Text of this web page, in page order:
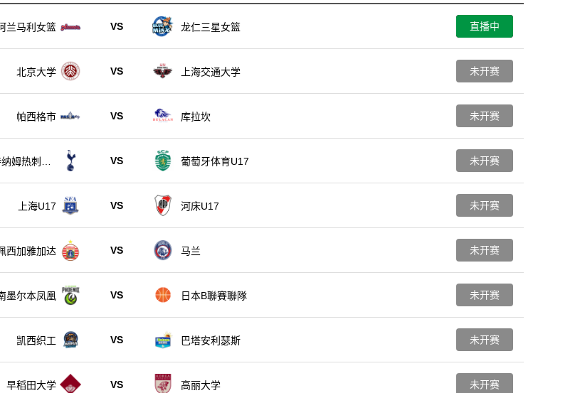
兰马利女篮 VS 龙仁三星女篮 直播中
北京大学 VS 上海交通大学 未开赛
帕西格市 VS 库拉坎 未开赛
姆热刺U1
VS 葡萄牙体育U17 未开赛
上海U17 VS 河床U17 未开赛
西加雅加达 VS 马兰 未开赛
墨尔本凤凰 VS 日本B聯賽聯隊 未开赛
凯西织工 VS 巴塔安利瑟斯 未开赛
早稻田大学 VS 高丽大学 未开赛